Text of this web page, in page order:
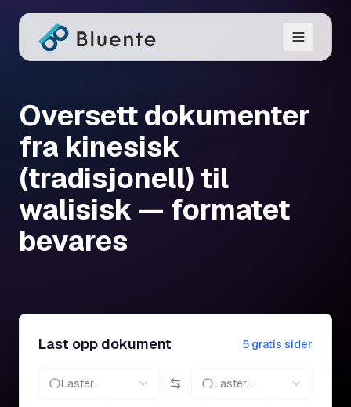
Oversett dokumenter
fra kinesisk
(tradisjonell) til
walisisk — formatet
bevares
Last opp dokument 5 gratis sider
Laster... Laster...